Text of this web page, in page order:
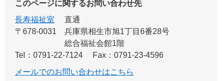
このページに関するお問い合わせ先
長寿福祉室
直通
〒678-0031
兵庫県相生市旭1丁目6番28号
総合福祉会館1階
Tel：0791-22-7124
Fax：0791-23-4596
メールでのお問い合わせはこちら